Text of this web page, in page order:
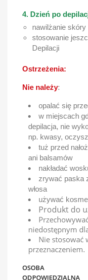
4. Dzień po
nawilżanie skóry
stosowanie
Depilacji
Ostrzeżenia:
Nie należy:
opalać się
w miejscach
depilacja, nie
np. kwasy,
tuż przed
ani balsamów
nakładać
zrywać paska
włosa
używać
Produkt do
niedostępnym
Nie stosować
przeznaczeniem.
OSOBA
ODPOWIEDZIALNA